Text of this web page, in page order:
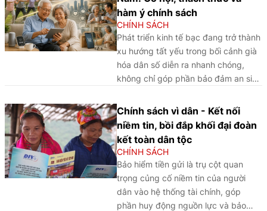
đề xuất định hướng hoàn thiện pháp
luật về stablecoin tại Việt Nam.
hàm ý chính sách
CHÍNH SÁCH
Phát triển kinh tế bạc đang trở thành
xu hướng tất yếu trong bối cảnh già
hóa dân số diễn ra nhanh chóng,
không chỉ góp phần bảo đảm an sinh
trưởng mới cho Việt Nam trong thời
gian tới.
Chính sách vì dân - Kết nối
niềm tin, bồi đắp khối đại đoàn
kết toàn dân tộc
CHÍNH SÁCH
Bảo hiểm tiền gửi là trụ cột quan
trọng củng cố niềm tin của người
dân vào hệ thống tài chính, góp
phần huy động nguồn lực và bảo